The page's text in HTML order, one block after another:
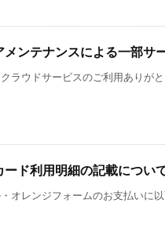
メンテナンスによる一部
ラウドサービスのご利用ありが
ード利用明細の記載につい
オレンジフォームのお支払いに